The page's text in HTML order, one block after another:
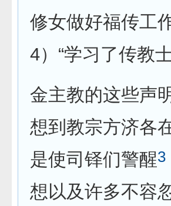
修女做好福传工
4）“学习了传教
金主教的这些声
想到教宗方济各
是使司铎们警醒3
想以及许多不容